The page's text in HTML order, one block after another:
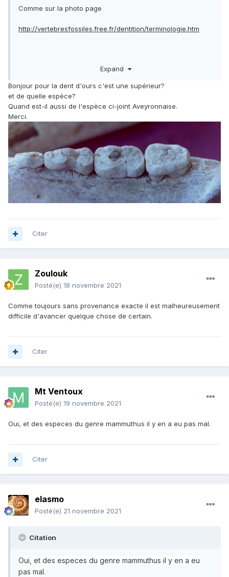
Comme sur la photo page
http://vertebresfossiles.free.fr/dentition/terminologie.htm
Expand
Bonjour pour la dent d'ours c'est une supérieur?
et de quelle espèce?
Quand est-il aussi de l'espèce ci-joint Aveyronnaise.
Merci.
Citer
Zoulouk
Posté(e) 18 novembre 2021
Comme toujours sans provenance exacte il est malheureusement
difficile d'avancer quelque chose de certain.
Citer
Mt Ventoux
Posté(e) 19 novembre 2021
Oui, et des especes du genre mammuthus il y en a eu pas mal.
Citer
elasmo
Posté(e) 21 novembre 2021
Citation
Oui, et des especes du genre mammuthus il y en a eu
pas mal.